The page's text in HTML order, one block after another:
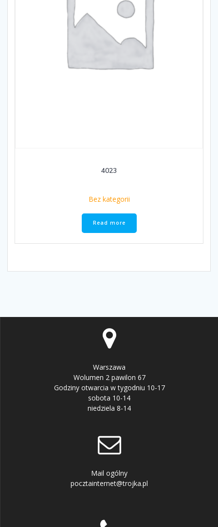
4023
Bez kategorii
Read more
Warszawa
Wolumen 2 pawilon 67
Godziny otwarcia w tygodniu 10-17
sobota 10-14
niedziela 8-14
Mail ogólny
pocztainternet@trojka.pl